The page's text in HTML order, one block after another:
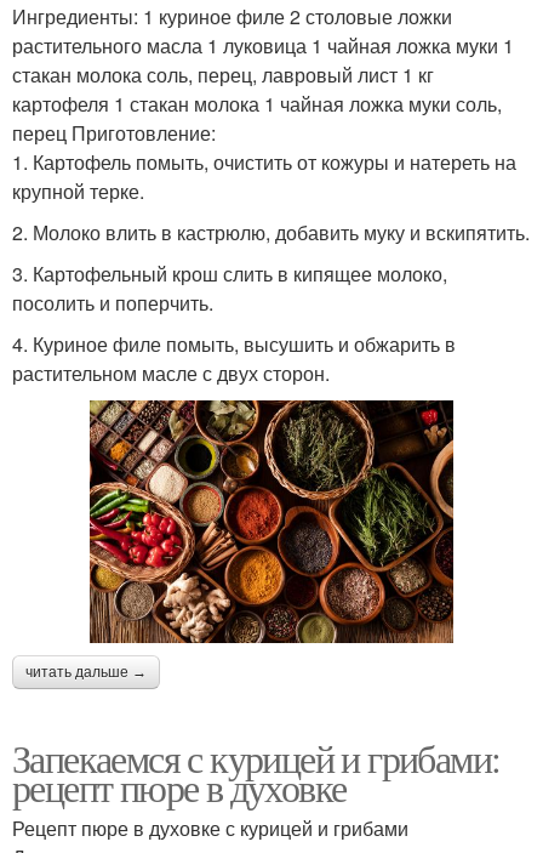
Ингредиенты: 1 куриное филе 2 столовые ложки
растительного масла 1 луковица 1 чайная ложка муки 1
стакан молока соль, перец, лавровый лист 1 кг
картофеля 1 стакан молока 1 чайная ложка муки соль,
перец Приготовление:
1. Картофель помыть, очистить от кожуры и натереть на
крупной терке.
2. Молоко влить в кастрюлю, добавить муку и вскипятить.
3. Картофельный крош слить в кипящее молоко,
посолить и поперчить.
4. Куриное филе помыть, высушить и обжарить в
растительном масле с двух сторон.
читать дальше →
Запекаемся с курицей и грибами:
рецепт пюре в духовке
Рецепт пюре в духовке с курицей и грибами